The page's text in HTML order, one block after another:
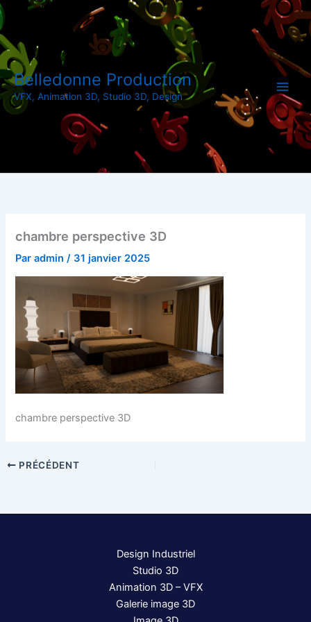
Aller
au
contenu
Belledonne Production
VFX, Animation 3D, Studio 3D, Design
chambre perspective 3D
Paradmin/ 31 janvier 2025
chambre perspective 3D
PRÉCÉDENT
Design Industriel
Studio 3D
Animation 3D – VFX
Galerie image 3D